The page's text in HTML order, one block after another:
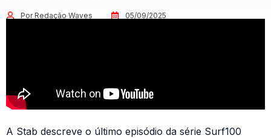
Por Redação Waves 05/09/2025
A Stab descreve o último episódio da série Surf100